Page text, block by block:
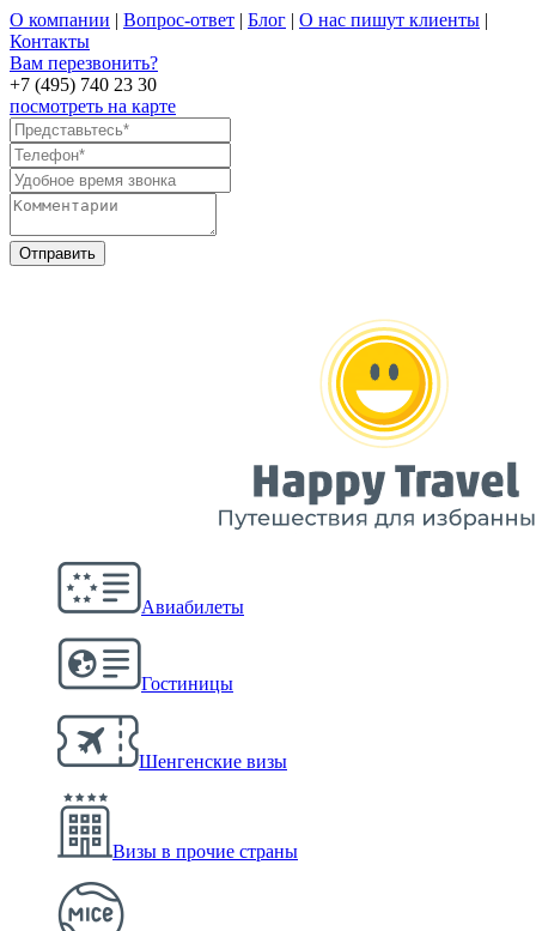
О компании | Вопрос-ответ | Блог | О нас пишут клиенты |
Контакты
Вам перезвонить?
+7 (495) 740 23 30
посмотреть на карте
Авиабилеты
Гостиницы
Шенгенские визы
Визы в прочие страны